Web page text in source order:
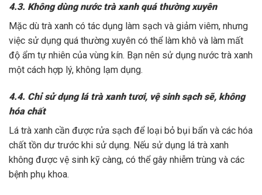
4.3. Không dùng nước trà xanh quá thường xuyên
Mặc dù trà xanh có tác dụng làm sạch và giảm viêm, nhưng
việc sử dụng quá thường xuyên có thể làm khô và làm mất
độ ẩm tự nhiên của vùng kín. Bạn nên sử dụng nước trà xanh
một cách hợp lý, không lạm dụng.
4.4. Chỉ sử dụng lá trà xanh tươi, vệ sinh sạch sẽ, không
hóa chất
Lá trà xanh cần được rửa sạch để loại bỏ bụi bẩn và các hóa
chất tồn dư trước khi sử dụng. Nếu sử dụng lá trà xanh
không được vệ sinh kỹ càng, có thể gây nhiễm trùng và các
bệnh phụ khoa.